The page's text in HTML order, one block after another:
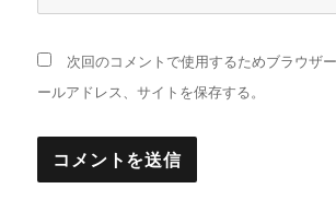
次回のコメントで使用するためブラウザ
ールアドレス、サイトを保存する。